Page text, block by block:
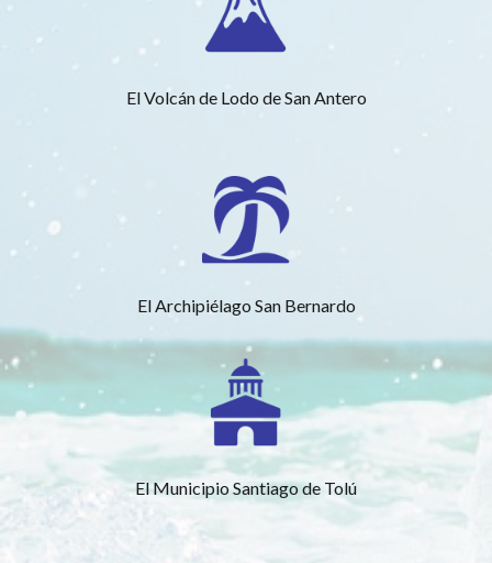
El Volcán de Lodo de San Antero
El Archipiélago San Bernardo
El Municipio Santiago de Tolú